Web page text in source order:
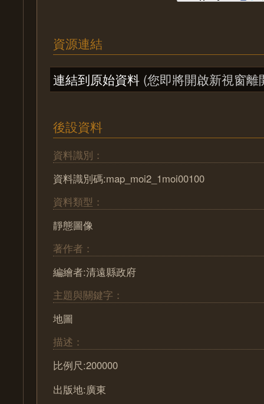
資源連結
連結到原始資料 (您即將開啟新視窗離
後設資料
資料識別：
資料識別碼:map_moi2_1moi00100
資料類型：
靜態圖像
著作者：
編繪者:清遠縣政府
主題與關鍵字：
地圖
描述：
比例尺:200000
出版地:廣東